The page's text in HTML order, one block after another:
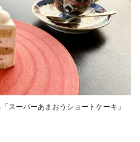
スーパーあまおうショートケーキ」